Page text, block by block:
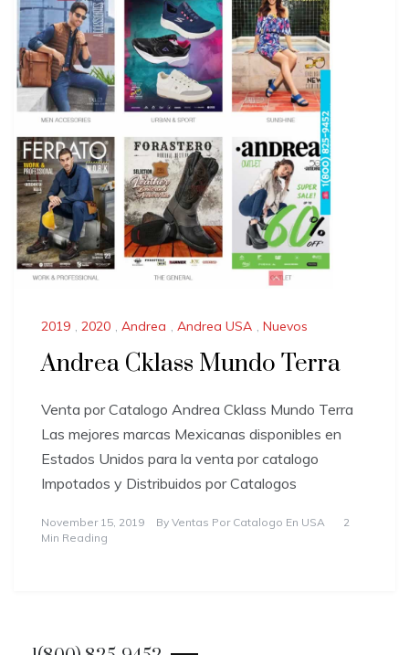
2019 , 2020 , Andrea , Andrea USA , Nuevos
Andrea Cklass Mundo Terra
Venta por Catalogo Andrea Cklass Mundo Terra
Las mejores marcas Mexicanas disponibles en
Estados Unidos para la venta por catalogo
Impotados y Distribuidos por Catalogos
November 15, 2019 By Ventas Por Catalogo En USA
2
Min Reading